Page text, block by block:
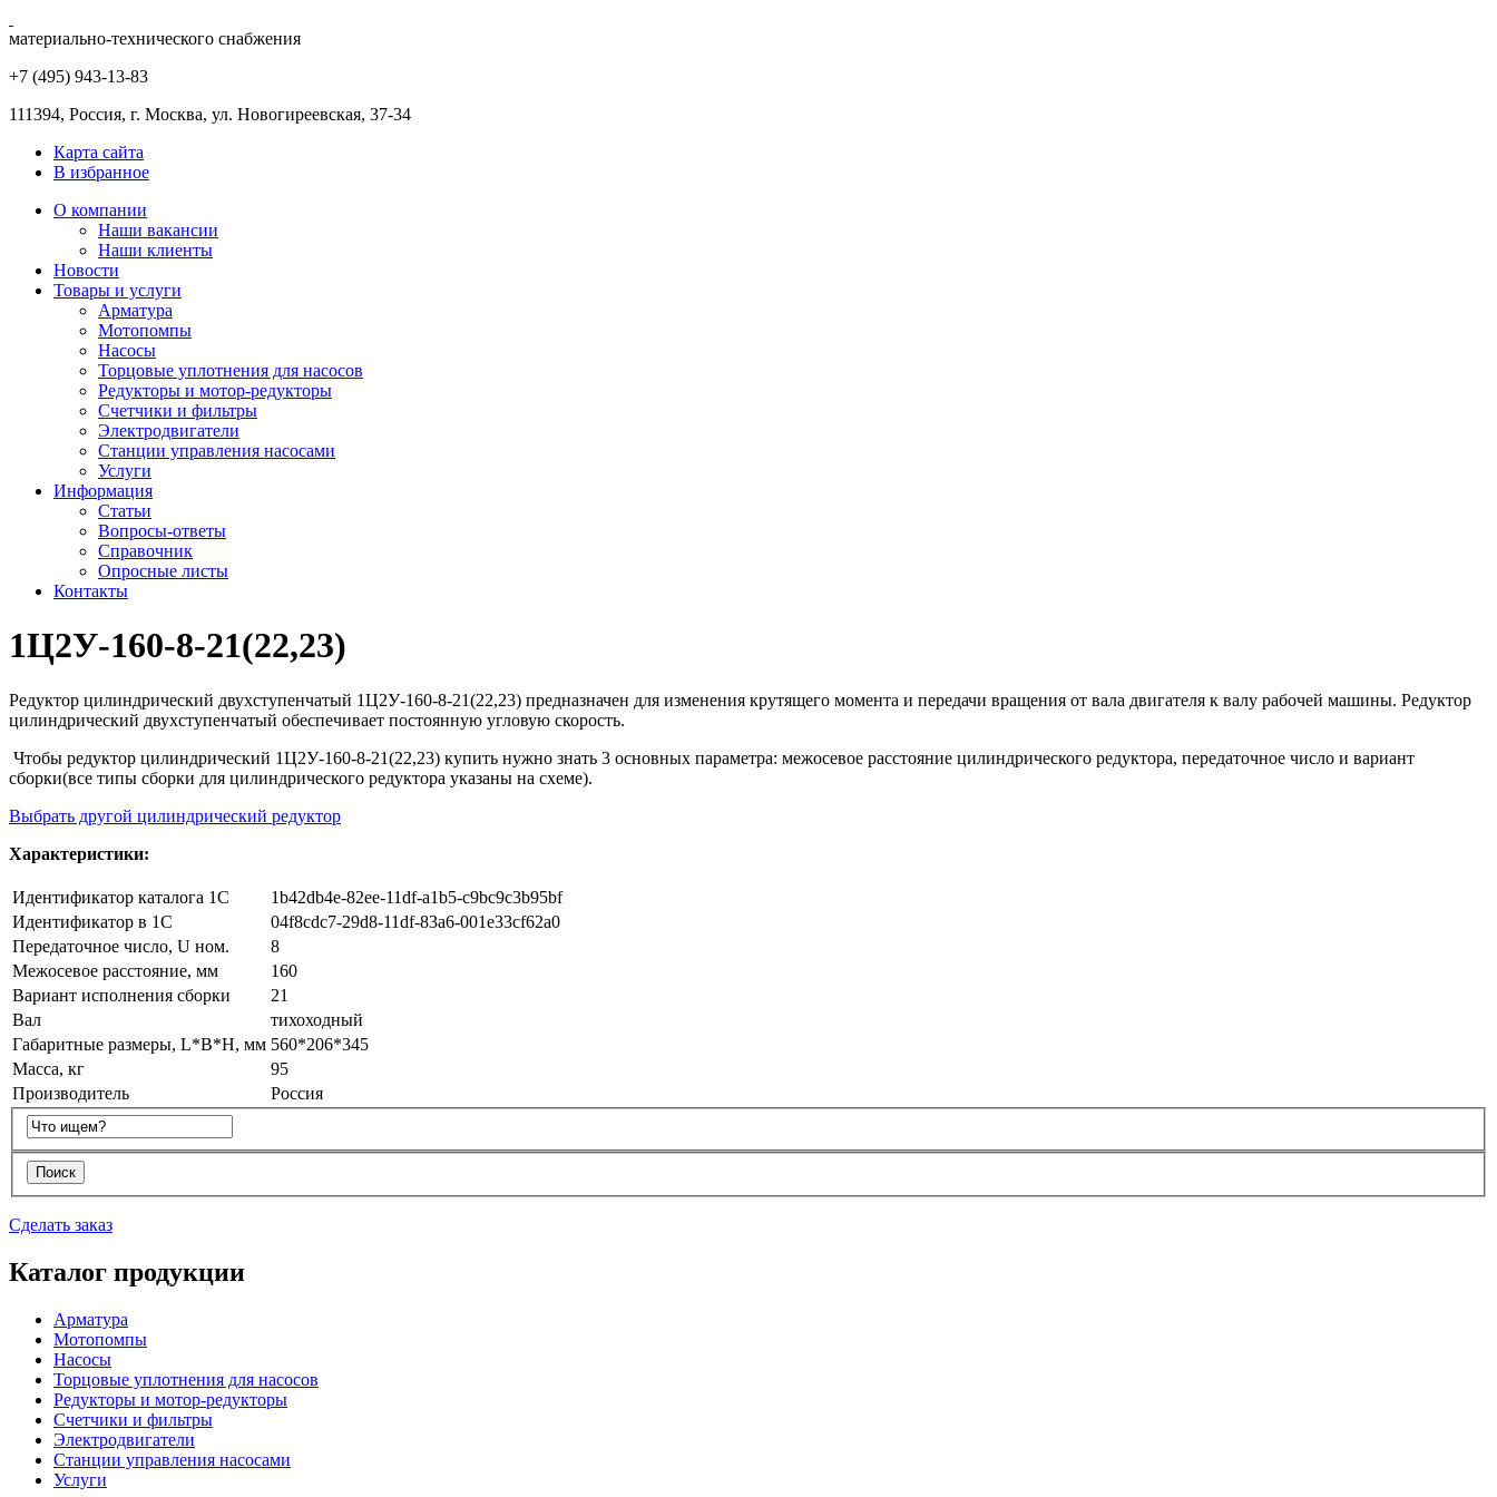
материально-технического снабжения
+7 (495) 943-13-83
111394, Россия, г. Москва, ул. Новогиреевская, 37-34
Карта сайта
В избранное
О компании
Наши вакансии
Наши клиенты
Новости
Товары и услуги
Арматура
Мотопомпы
Насосы
Торцовые уплотнения для насосов
Редукторы и мотор-редукторы
Счетчики и фильтры
Электродвигатели
Станции управления насосами
Услуги
Информация
Статьи
Вопросы-ответы
Справочник
Опросные листы
Контакты
1Ц2У-160-8-21(22,23)
Редуктор цилиндрический двухступенчатый 1Ц2У-160-8-21(22,23) предназначен для изменения крутящего момента и передачи вращения от вала двигателя к валу рабочей машины. Редуктор
цилиндрический двухступенчатый обеспечивает постоянную угловую скорость.
Чтобы редуктор цилиндрический 1Ц2У-160-8-21(22,23) купить нужно знать 3 основных параметра: межосевое расстояние цилиндрического редуктора, передаточное число и вариант
сборки(все типы сборки для цилиндрического редуктора указаны на схеме).
Выбрать другой цилиндрический редуктор
Характеристики:
Идентификатор каталога 1С
1b42db4e-82ee-11df-a1b5-c9bc9c3b95bf
Идентификатор в 1С
04f8cdc7-29d8-11df-83a6-001e33cf62a0
Передаточное число, U ном.
8
Межосевое расстояние, мм
160
Вариант исполнения сборки
21
Вал
тихоходный
Габаритные размеры, L*B*H, мм 560*206*345
Масса, кг
95
Производитель
Россия
Сделать заказ
Каталог продукции
Арматура
Мотопомпы
Насосы
Торцовые уплотнения для насосов
Редукторы и мотор-редукторы
Счетчики и фильтры
Электродвигатели
Станции управления насосами
Услуги